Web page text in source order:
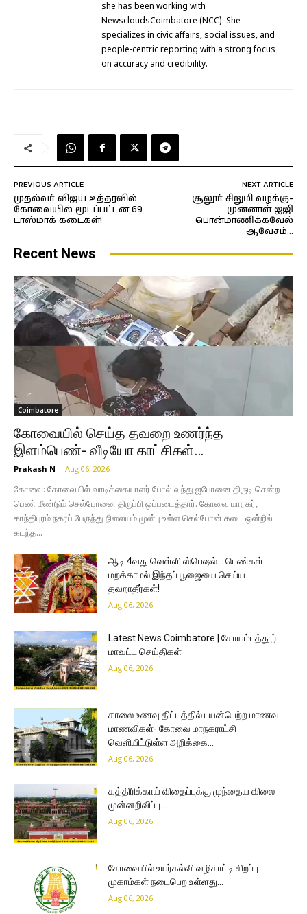
she has been working with
NewscloudsCoimbatore (NCC). She
specializes in civic affairs, social issues, and
people-centric reporting with a strong focus
on accuracy and credibility.
PREVIOUS ARTICLE
முதல்வர் விஜய் உத்தரவில்
கோவையில் மூடப்பட்டன 69
டாஸ்மாக் கடைகள்!
NEXT ARTICLE
சூலூர் சிறுமி வழக்கு-
முன்னாள் ஐஜி
பொன்மாணிக்கவேல்
ஆவேசம்…
Recent News
Coimbatore
கோவையில் செய்த தவறை உணர்ந்த
இளம்பெண்- வீடியோ காட்சிகள்…
Prakash N - Aug 06, 2026
கோவை: கோவையில் வாடிக்கையாளர் போல் வந்து ஐபோனை திருடி சென்ற
பெண் மீண்டும் செல்போனை திருப்பி ஒப்படைத்தார். கோவை மாநகர்,
காந்திபுரம் நகரப் பேருந்து நிலையம் முன்பு உள்ள செல்போன் கடை ஒன்றில்
கடந்த...
ஆடி 4வது வெள்ளி ஸ்பெஷல்… பெண்கள்
மறக்காமல் இந்தப் பூஜையை செய்ய
தவறாதீர்கள்!
Aug 06, 2026
Latest News Coimbatore | கோயம்புத்தூர்
மாவட்ட செய்திகள்
Aug 06, 2026
காலை உணவு திட்டத்தில் பயன்பெற்ற மாணவ
மாணவிகள்- கோவை மாநகராட்சி
வெளியிட்டுள்ள அறிக்கை…
Aug 06, 2026
கத்திரிக்காய் விதைப்புக்கு முந்தைய விலை
முன்னறிவிப்பு…
Aug 06, 2026
கோவையில் உயர்கல்வி வழிகாட்டி சிறப்பு
முகாம்கள் நடைபெற உள்ளது…
Aug 06, 2026